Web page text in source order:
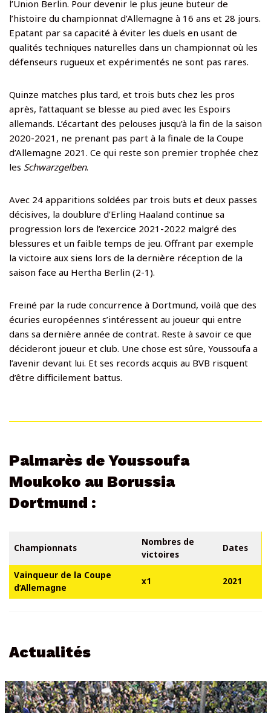
l’Union Berlin. Pour devenir le plus jeune buteur de
l’histoire du championnat d’Allemagne à 16 ans et 28 jours.
Epatant par sa capacité à éviter les duels en usant de
qualités techniques naturelles dans un championnat où les
défenseurs rugueux et expérimentés ne sont pas rares.
Quinze matches plus tard, et trois buts chez les pros
après, l’attaquant se blesse au pied avec les Espoirs
allemands. L’écartant des pelouses jusqu’à la fin de la saison
2020-2021, ne prenant pas part à la finale de la Coupe
d’Allemagne 2021. Ce qui reste son premier trophée chez
les Schwarzgelben.
Avec 24 apparitions soldées par trois buts et deux passes
décisives, la doublure d’Erling Haaland continue sa
progression lors de l’exercice 2021-2022 malgré des
blessures et un faible temps de jeu. Offrant par exemple
la victoire aux siens lors de la dernière réception de la
saison face au Hertha Berlin (2-1).
Freiné par la rude concurrence à Dortmund, voilà que des
écuries européennes s’intéressent au joueur qui entre
dans sa dernière année de contrat. Reste à savoir ce que
décideront joueur et club. Une chose est sûre, Youssoufa a
l’avenir devant lui. Et ses records acquis au BVB risquent
d’être difficilement battus.
Palmarès de Youssoufa
Moukoko au Borussia
Dortmund :
Championnats
Nombres de
victoires
Dates
Vainqueur de la Coupe
d’Allemagne
x1 2021
Actualités